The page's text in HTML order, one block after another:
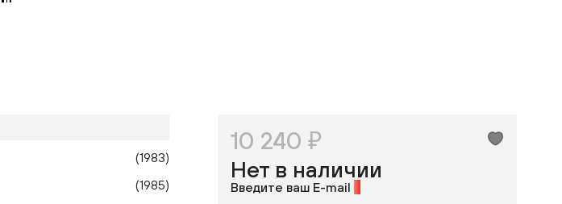
(1983)
(1985)
10 240 ₽
Нет в наличии
Введите ваш E-mail